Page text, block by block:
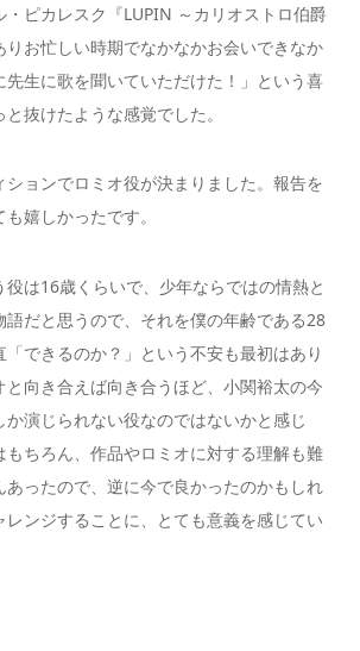
・ピカレスク『LUPIN ～カリオストロ伯爵
りお忙しい時期でなかなかお会いできなか
先生に歌を聞いていただけた！」という喜
抜けたような感覚でした。
ションでロミオ役が決まりました。報告を
嬉しかったです。
役は16歳くらいで、少年ならではの情熱と
語だと思うので、それを僕の年齢である28
できるのか？」という不安も最初はあり
と向き合えば向き合うほど、小関裕太の今
か演じられない役なのではないかと感じ
もちろん、作品やロミオに対する理解も難
あったので、逆に今で良かったのかもしれ
レンジすることに、とても意義を感じてい